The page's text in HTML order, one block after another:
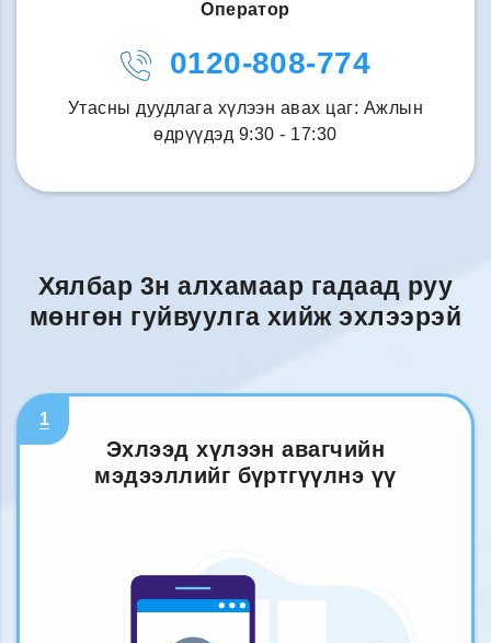
Оператор
0120-808-774
Утасны дуудлага хүлээн авах цаг: Ажлын
өдрүүдэд 9:30 - 17:30
Хялбар 3н алхамаар гадаад руу
мөнгөн гуйвуулга хийж эхлээрэй
1
Эхлээд хүлээн авагчийн
мэдээллийг бүртгүүлнэ үү